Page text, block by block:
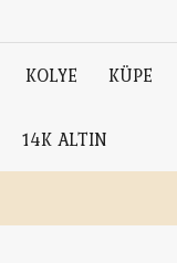
KOLYE KÜPE
14K ALTIN